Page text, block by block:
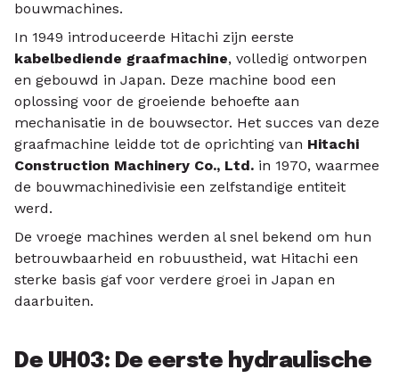
bouwmachines.
In 1949 introduceerde Hitachi zijn eerste
kabelbediende graafmachine, volledig ontworpen
en gebouwd in Japan. Deze machine bood een
oplossing voor de groeiende behoefte aan
mechanisatie in de bouwsector. Het succes van deze
graafmachine leidde tot de oprichting van Hitachi
Construction Machinery Co., Ltd. in 1970, waarmee
de bouwmachinedivisie een zelfstandige entiteit
werd.
De vroege machines werden al snel bekend om hun
betrouwbaarheid en robuustheid, wat Hitachi een
sterke basis gaf voor verdere groei in Japan en
daarbuiten.
De UH03: De eerste hydraulische